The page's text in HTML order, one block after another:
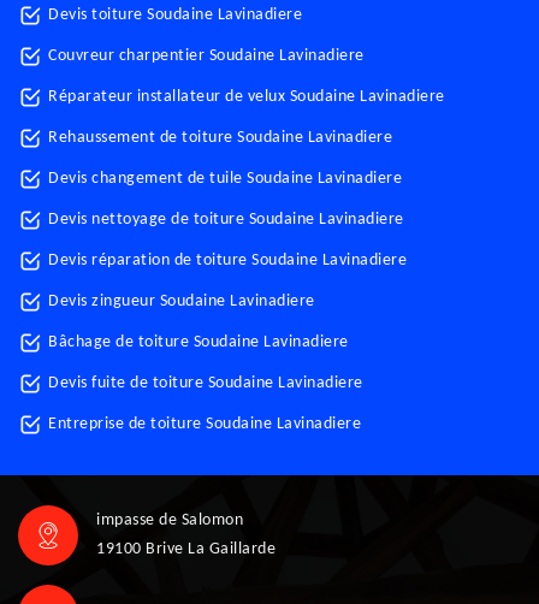
Devis toiture Soudaine Lavinadiere
Couvreur charpentier Soudaine Lavinadiere
Réparateur installateur de velux Soudaine Lavinadiere
Rehaussement de toiture Soudaine Lavinadiere
Devis changement de tuile Soudaine Lavinadiere
Devis nettoyage de toiture Soudaine Lavinadiere
Devis réparation de toiture Soudaine Lavinadiere
Devis zingueur Soudaine Lavinadiere
Bâchage de toiture Soudaine Lavinadiere
Devis fuite de toiture Soudaine Lavinadiere
Entreprise de toiture Soudaine Lavinadiere
impasse de Salomon
19100 Brive La Gaillarde